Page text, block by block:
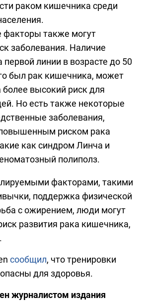
раком кишечника среди
факторы также могут
заболевания. Наличие
первой линии в возрасте до 50
был рак кишечника, может
более высокий риск для
Но есть также некоторые
заболевания,
риском рака
как синдром Линча и
полиполз.
факторами, такими
поддержка физической
с ожирением, люди могут
развития рака кишечника,
сообщил, что тренировки
для здоровья.
журналистом издания